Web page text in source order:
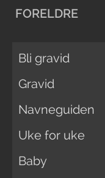
FORELDRE
Bli gravid
Gravid
Navneguiden
Uke for uke
Baby